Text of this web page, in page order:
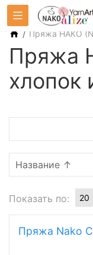
/ Пряжа НАКО
Пряжа
хлопок
Показать по: 20
Пряжа Nako